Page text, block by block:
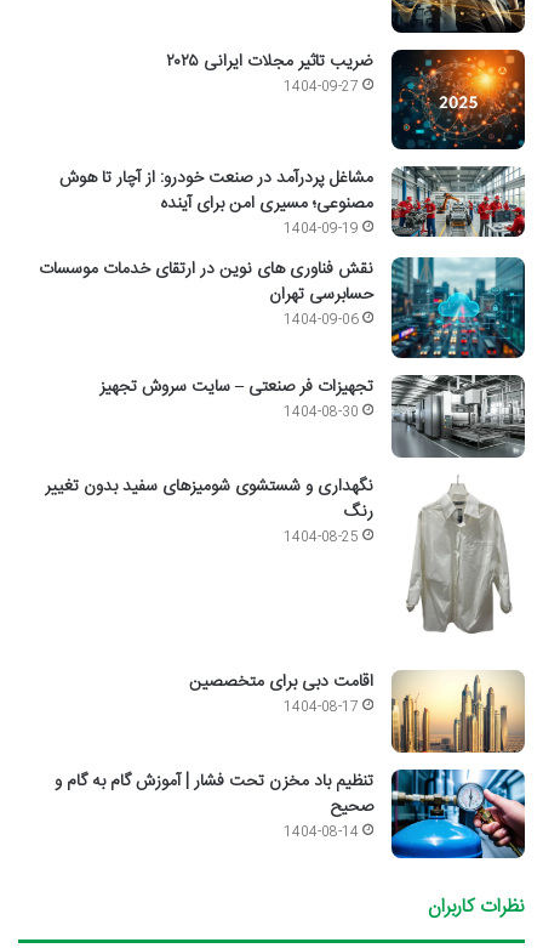
ضریب تاثیر مجلات ایرانی ۲۰۲۵
1404-09-27
مشاغل پردرآمد در صنعت خودرو: از آچار تا هوش
مصنوعی؛ مسیری امن برای آینده
1404-09-19
نقش فناوری های نوین در ارتقای خدمات موسسات
حسابرسی تهران
1404-09-06
تجهیزات فر صنعتی – سایت سروش تجهیز
1404-08-30
نگهداری و شستشوی شومیزهای سفید بدون تغییر
رنگ
1404-08-25
اقامت دبی برای متخصصین
1404-08-17
تنظیم باد مخزن تحت فشار | آموزش گام به گام و
صحیح
1404-08-14
نظرات کاربران